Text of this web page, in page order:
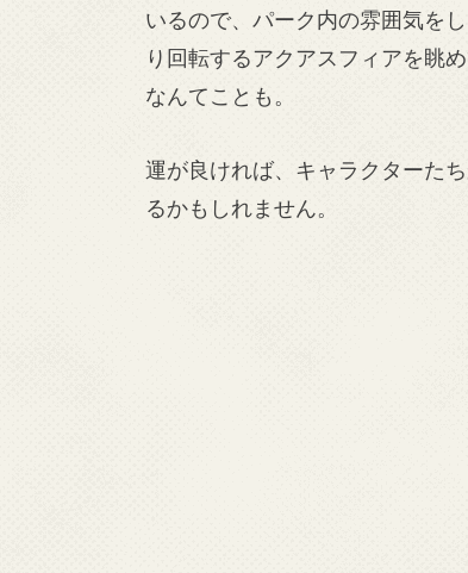
いるので、パーク内の雰囲気を
り回転するアクアスフィアを眺
なんてことも。
運が良ければ、キャラクターた
るかもしれません。